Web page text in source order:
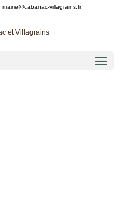
mairie@cabanac-villagrains.fr